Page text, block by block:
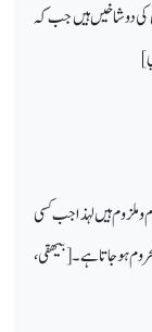
کی دو شاخیں ہیں جب کہ
]
ہیں لہذا جب کسی
ہو جاتا ہے ۔[بيهقی،